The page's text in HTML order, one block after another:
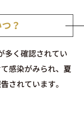
？
多く確認されてい
感染がみられ、 夏
されています。